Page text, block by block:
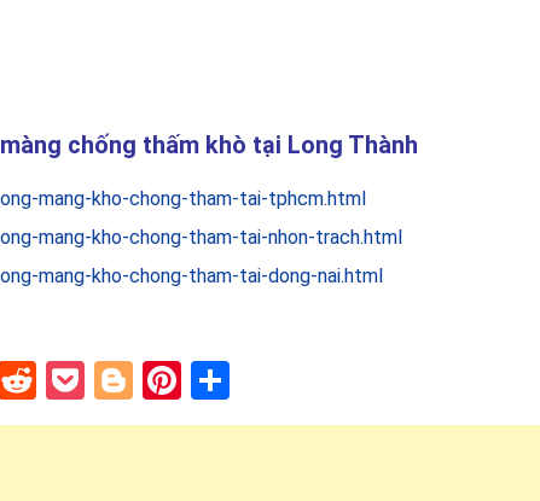
chống thấm khò tại Long Thành
mang-kho-chong-tham-tai-tphcm.html
mang-kho-chong-tham-tai-nhon-trach.html
mang-kho-chong-tham-tai-dong-nai.html
RefindRedditPocket
BloggerPinterest